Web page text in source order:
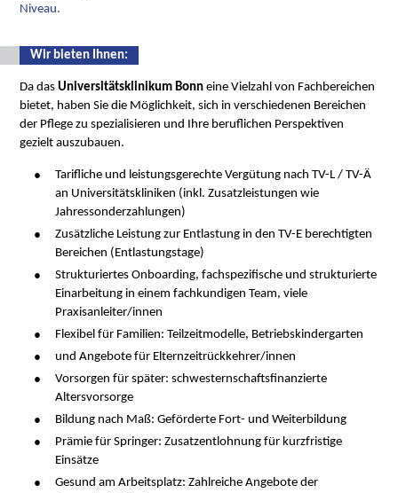
Niveau.
Wir bieten Ihnen:
Da dasUniversitätsklinikum Bonn eine Vielzahl von Fachbereichen
bietet, haben Sie die Möglichkeit, sich in verschiedenen Bereichen
der Pflege zu spezialisieren und Ihre beruflichen Perspektiven
gezielt auszubauen.
Tarifliche und leistungsgerechte Vergütung nach TV-L / TV-Ä
an Universitätskliniken (inkl. Zusatzleistungen wie
Jahressonderzahlungen)
Zusätzliche Leistung zur Entlastung in den TV-E berechtigten
Bereichen (Entlastungstage)
Strukturiertes Onboarding, fachspezifische und strukturierte
Einarbeitung in einem fachkundigen Team, viele
Praxisanleiter/innen
Flexibel für Familien: Teilzeitmodelle, Betriebskindergarten
und Angebote für Elternzeitrückkehrer/innen
Vorsorgen für später: schwesternschaftsfinanzierte
Altersvorsorge
Bildung nach Maß: Geförderte Fort- und Weiterbildung
Prämie für Springer: Zusatzentlohnung für kurzfristige
Einsätze
Gesund am Arbeitsplatz: Zahlreiche Angebote der